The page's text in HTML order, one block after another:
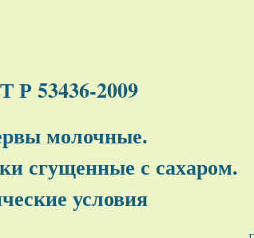
Р 53436-2009
молочные.
сгущенные с сахаром.
условия